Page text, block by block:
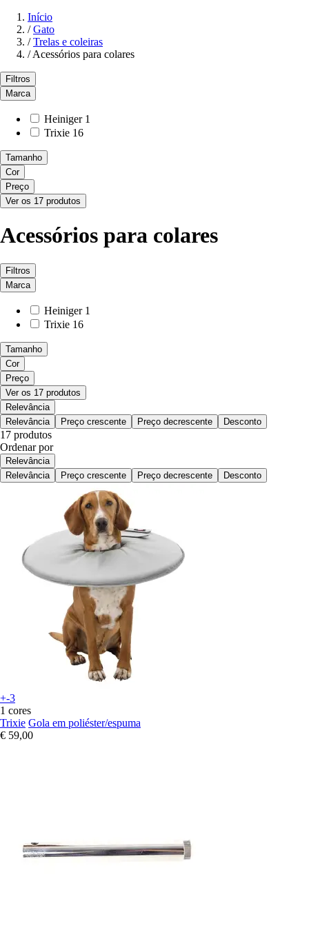
Início
/ Gato
/ Trelas e coleiras
/ Acessórios para colares
Filtros
Marca
Heiniger 1
Trixie 16
Tamanho
Cor
Preço
Ver os 17 produtos
Acessórios para colares
Filtros
Marca
Heiniger 1
Trixie 16
Tamanho
Cor
Preço
Ver os 17 produtos
Relevância
Relevância
Preço crescente Preço decrescente Desconto
17 produtos
Ordenar por
Relevância
Relevância
Preço crescente Preço decrescente Desconto
+-3
1 cores
Trixie Gola em poliéster/espuma
€ 59,00